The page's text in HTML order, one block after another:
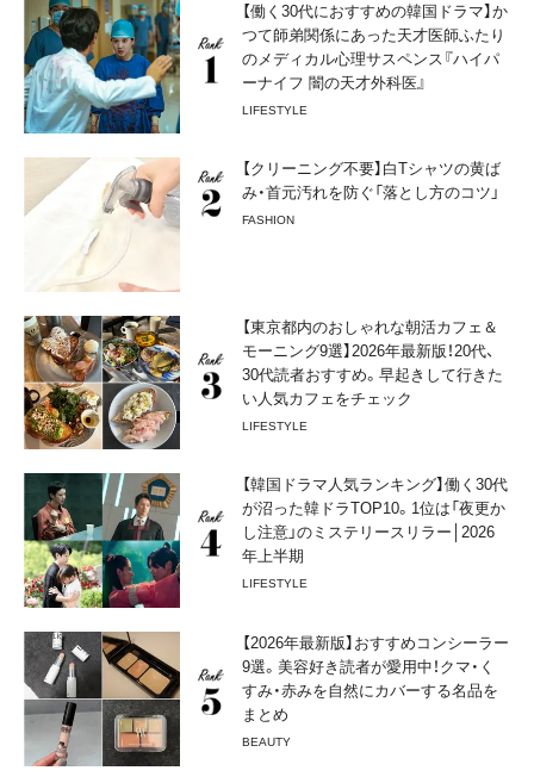
【働く30代におすすめの韓国ドラマ】か
つて師弟関係にあった天才医師ふたり
のメディカル心理サスペンス『ハイパ
ーナイフ 闇の天才外科医』
LIFESTYLE
【クリーニング不要】白Tシャツの黄ば
み・首元汚れを防ぐ「落とし方のコツ」
FASHION
【東京都内のおしゃれな朝活カフェ＆
モーニング9選】2026年最新版！20代、
30代読者おすすめ。早起きして行きた
い人気カフェをチェック
LIFESTYLE
【韓国ドラマ人気ランキング】働く30代
が沼った韓ドラTOP10。1位は「夜更か
し注意」のミステリースリラー│2026
年上半期
LIFESTYLE
【2026年最新版】おすすめコンシーラー
9選。美容好き読者が愛用中！クマ・く
すみ・赤みを自然にカバーする名品を
まとめ
BEAUTY